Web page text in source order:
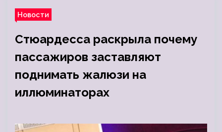
Новости
Стюардесса раскрыла почему
пассажиров заставляют
поднимать жалюзи на
иллюминаторах